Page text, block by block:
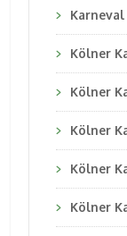
Karneval
Kölner
Kölner
Kölner
Kölner
Kölner